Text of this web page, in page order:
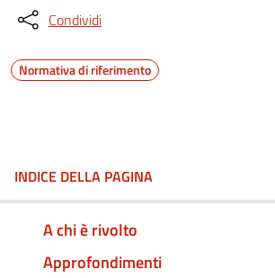
Condividi
Normativa di riferimento
INDICE DELLA PAGINA
A chi è rivolto
Approfondimenti